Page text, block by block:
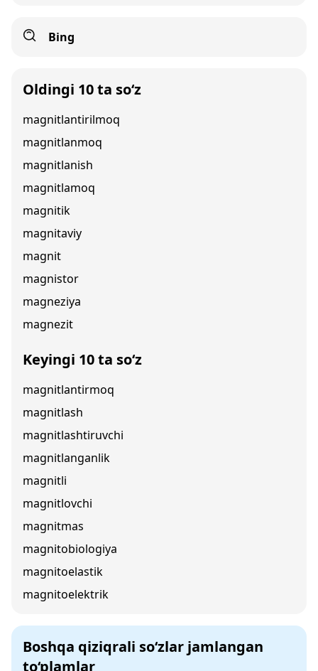
Bing
Oldingi 10 ta so‘z
magnitlantirilmoq
magnitlanmoq
magnitlanish
magnitlamoq
magnitik
magnitaviy
magnit
magnistor
magneziya
magnezit
Keyingi 10 ta so‘z
magnitlantirmoq
magnitlash
magnitlashtiruvchi
magnitlanganlik
magnitli
magnitlovchi
magnitmas
magnitobiologiya
magnitoelastik
magnitoelektrik
Boshqa qiziqrali so‘zlar jamlangan
to‘plamlar